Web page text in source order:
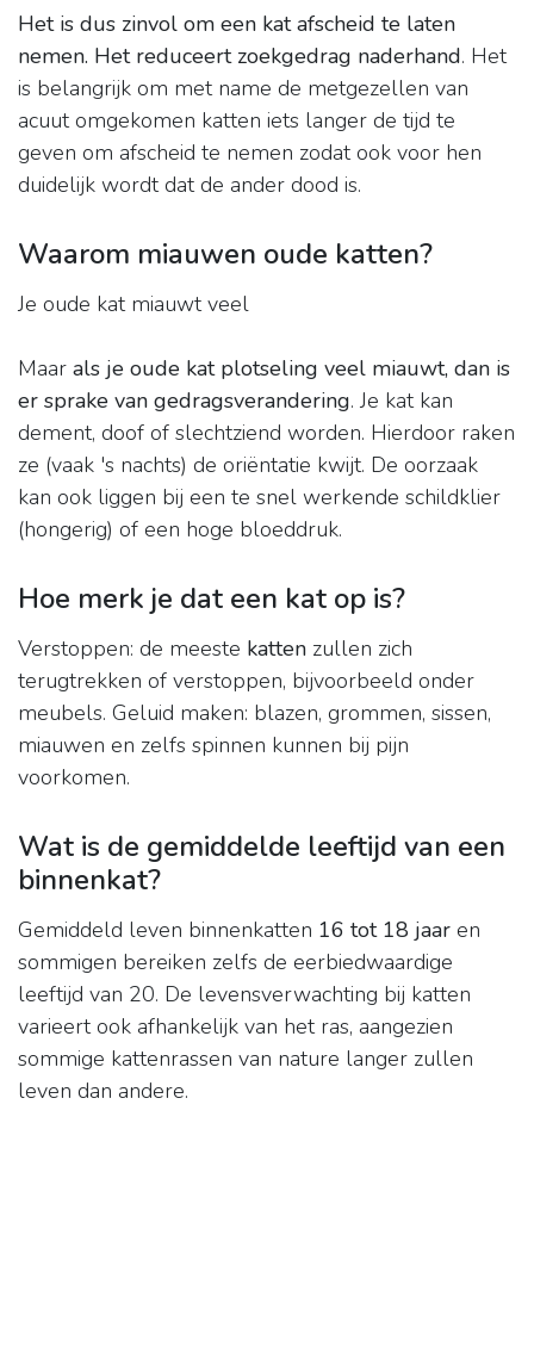
Het is dus zinvol om een kat afscheid te laten
nemen. Het reduceert zoekgedrag naderhand. Het
is belangrijk om met name de metgezellen van
acuut omgekomen katten iets langer de tijd te
geven om afscheid te nemen zodat ook voor hen
duidelijk wordt dat de ander dood is.
Waarom miauwen oude katten?
Je oude kat miauwt veel
Maar als je oude kat plotseling veel miauwt, dan is
er sprake van gedragsverandering. Je kat kan
dement, doof of slechtziend worden. Hierdoor raken
ze (vaak 's nachts) de oriëntatie kwijt. De oorzaak
kan ook liggen bij een te snel werkende schildklier
(hongerig) of een hoge bloeddruk.
Hoe merk je dat een kat op is?
Verstoppen: de meeste katten zullen zich
terugtrekken of verstoppen, bijvoorbeeld onder
meubels. Geluid maken: blazen, grommen, sissen,
miauwen en zelfs spinnen kunnen bij pijn
voorkomen.
Wat is de gemiddelde leeftijd van een
binnenkat?
Gemiddeld leven binnenkatten 16 tot 18 jaar en
sommigen bereiken zelfs de eerbiedwaardige
leeftijd van 20. De levensverwachting bij katten
varieert ook afhankelijk van het ras, aangezien
sommige kattenrassen van nature langer zullen
leven dan andere.